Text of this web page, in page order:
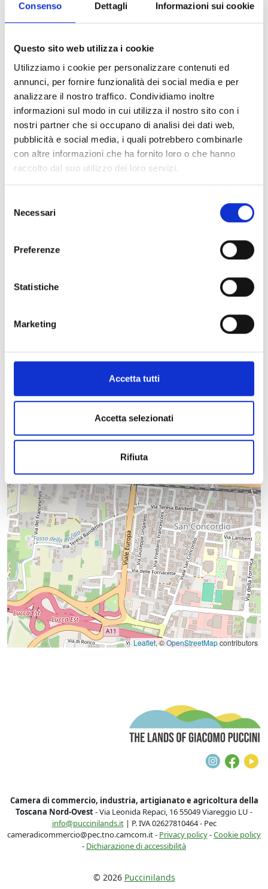
Consenso Dettagli Informazioni sui cookie
Questo sito web utilizza i cookie
Utilizziamo i cookie per personalizzare contenuti ed
annunci, per fornire funzionalità dei social media e per
analizzare il nostro traffico. Condividiamo inoltre
informazioni sul modo in cui utilizza il nostro sito con i
nostri partner che si occupano di analisi dei dati web,
pubblicità e social media, i quali potrebbero combinarle
con altre informazioni che ha fornito loro o che hanno
raccolto dal suo utilizzo dei loro servizi.
delNecessari
Preferenze
Statistiche
Marketing
Accetta tutti
Accetta selezionati
Rifiuta
Details:
Contacts
Information:
District:
Versilia
Municipality:
history-culture|music|tradition-
−
Leaflet, ©OpenStreetMapcontributors
Camera di commercio, industria, artigianato e agricoltura della
Toscana Nord-Ovest- Via Leonida Repaci, 16 55049 Viareggio LU -
info@puccinilands.it| P. IVA 02627810464 - Pec
cameradicommercio@pec.tno.camcom.it - Privacy policy-Cookie policy
- Dichiarazione di accessibilità
© 2026 Puccinilands